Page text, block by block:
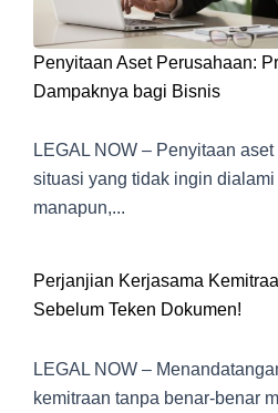
Penyitaan Aset Perusahaan:
Dampaknya bagi Bisnis
LEGAL NOW – Penyitaan
situasi yang tidak ingin
manapun,...
Perjanjian Kerjasama
Sebelum Teken Dokumen!
LEGAL NOW –
kemitraan tanpa benar-benar